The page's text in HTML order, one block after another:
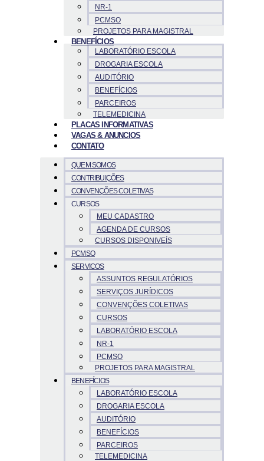
NR-1
PCMSO
PROJETOS PARA MAGISTRAL
BENEFÍCIOS
LABORATÓRIO ESCOLA
DROGARIA ESCOLA
AUDITÓRIO
BENEFÍCIOS
PARCEIROS
TELEMEDICINA
PLACAS INFORMATIVAS
VAGAS & ANUNCIOS
CONTATO
QUEM SOMOS
CONTRIBUIÇÕES
CONVENÇÕES COLETIVAS
CURSOS
MEU CADASTRO
AGENDA DE CURSOS
CURSOS DISPONIVEÍS
PCMSO
SERVICOS
ASSUNTOS REGULATÓRIOS
SERVIÇOS JURÍDICOS
CONVENÇÕES COLETIVAS
CURSOS
LABORATÓRIO ESCOLA
NR-1
PCMSO
PROJETOS PARA MAGISTRAL
BENEFÍCIOS
LABORATÓRIO ESCOLA
DROGARIA ESCOLA
AUDITÓRIO
BENEFÍCIOS
PARCEIROS
TELEMEDICINA